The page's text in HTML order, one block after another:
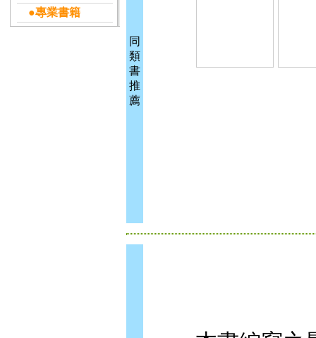
●專業書籍
同
類
書
推
薦